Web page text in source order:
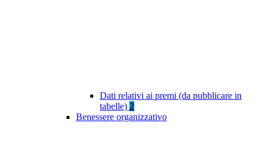
Dati relativi ai premi (da pubblicare in
tabelle) 2
Benessere organizzativo